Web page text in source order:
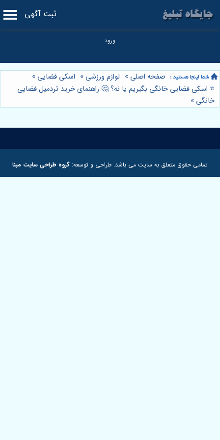
ثبت آگهی
صفحه اصلی » لوازم ورزشی » اسکی فضایی »
⭐️ اسکی فضایی خانگی بگیریم یا نه؟ 🤔 راهنمای خرید تردمیل فضایی
خانگی »
تمامی حقوق متعلق به سایت می باشد. طراحی و توسعه: گروه طراحی سایت مبنا